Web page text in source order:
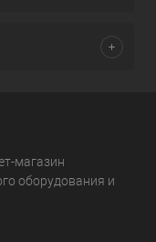
магазин
оборудования и